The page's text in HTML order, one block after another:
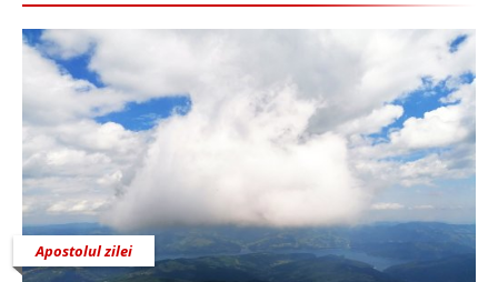
Apostolul zilei